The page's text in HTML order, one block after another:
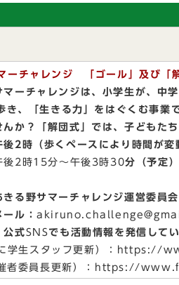
ーチャレンジ 「ゴール」及び「
マーチャレンジは、小学生が、中
き、「生きる力」をはぐくむ事業
か？「解団式」では、子どもた
後2 時（歩くペースにより時間が変
後2時15分～午後3時30分（予定）
きる野サマーチャレンジ運営委員
：
公式SNSでも活動情報を発信して
に学生スタッフ更新）：
者委員長更新）：https://